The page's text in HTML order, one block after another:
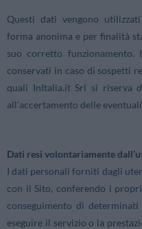
Questi dati vengono
forma anonima e per finalità
suo corretto
conservati in caso di sospetti
quali InItalia.it Srl si riserva
all’accertamento delle
Dati resi volontariamente
I dati personali forniti dagli
con il Sito, conferendo i
conseguimento di
eseguire il servizio o la